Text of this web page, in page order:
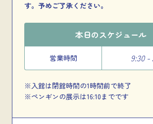
す。予めご了承ください。
本日のスケジュール
営業時間 9:30 -
※入館は閉館時間の1時間前で終了
※ペンギンの展示は16:10までです